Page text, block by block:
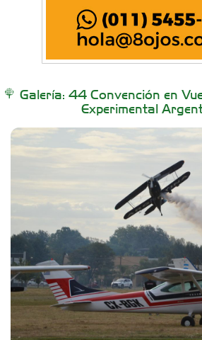
Brisé Estudio de Danzas
Carniceria y granja El
Clima Castelar
Colegio Juan Bautista
CONSERVAS YAMASIRO
Galería: 44 Convención en
Experimental